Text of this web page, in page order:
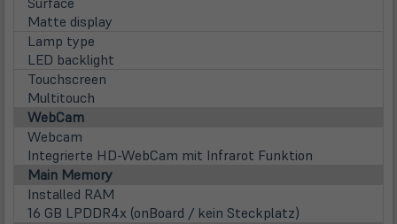
Matte display
Lamp type
LED backlight
Touchscreen
Multitouch
WebCam
Webcam
Integrierte HD-WebCam mit Infrarot Funktion
Main Memory
Installed RAM
16 GB LPDDR4x (onBoard / kein Steckplatz)